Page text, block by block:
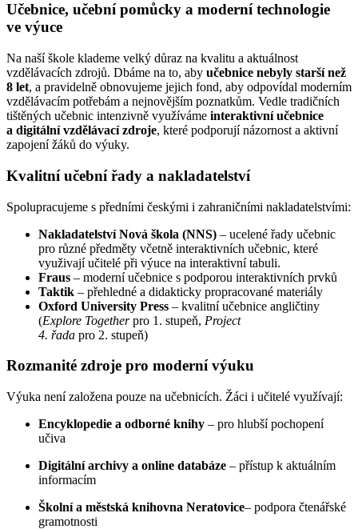
Učebnice, učební pomůcky a moderní technologie
ve výuce
Na naší škole klademe velký důraz na kvalitu a aktuálnost
vzdělávacích zdrojů. Dbáme na to, aby učebnice nebyly starší než
8 let, a pravidelně obnovujeme jejich fond, aby odpovídal moderním
vzdělávacím potřebám a nejnovějším poznatkům. Vedle tradičních
tištěných učebnic intenzivně využíváme interaktivní učebnice
a digitální vzdělávací zdroje, které podporují názornost a aktivní
zapojení žáků do výuky.
Kvalitní učební řady a nakladatelství
Spolupracujeme s předními českými i zahraničními nakladatelstvími:
Nakladatelství Nová škola (NNS) – ucelené řady učebnic
pro různé předměty včetně interaktivních učebnic, které
využivají učitelé při výuce na interaktivní tabuli.
Fraus – moderní učebnice s podporou interaktivních prvků
Taktik – přehledné a didakticky propracované materiály
Oxford University Press – kvalitní učebnice angličtiny
(Explore Togetherpro 1. stupeň, Project
4. řada pro 2. stupeň)
Rozmanité zdroje pro moderní výuku
Výuka není založena pouze na učebnicích. Žáci i učitelé využívají:
Encyklopedie a odborné knihy – pro hlubší pochopení
učiva
Digitální archivy a online databáze – přístup k aktuálním
informacím
Školní a městská knihovna Neratovice– podpora čtenářské
gramotnosti